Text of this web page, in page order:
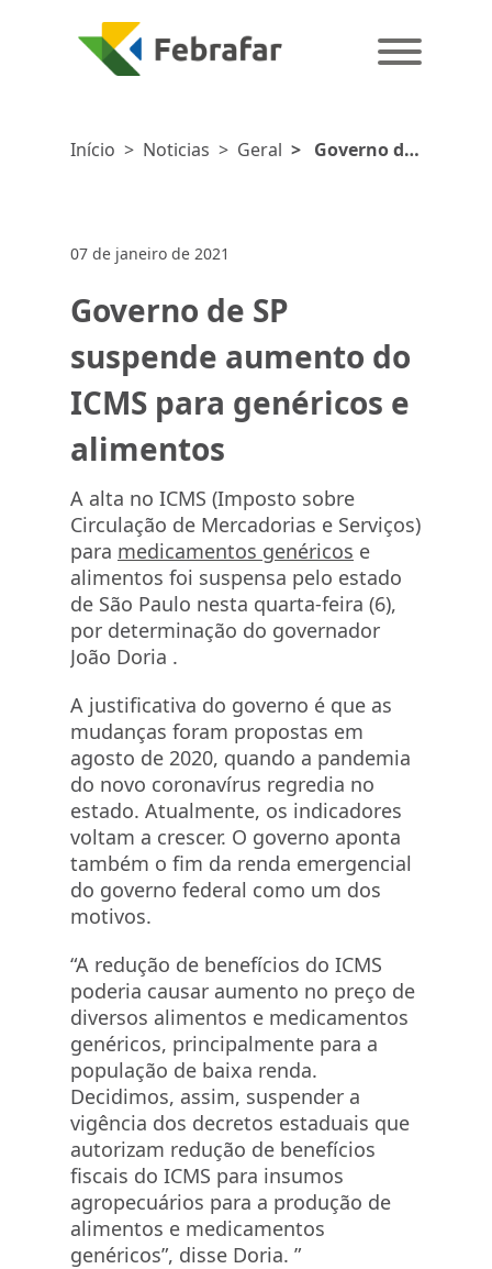
Início > Noticias > Geral > Governo de
07 de janeiro de 2021
Governo de SP
suspende aumento do
ICMS para genéricos e
alimentos
A alta no ICMS (Imposto sobre
Circulação de Mercadorias e Serviços)
para medicamentos genéricos e
alimentos foi suspensa pelo estado
de São Paulo nesta quarta-feira (6),
por determinação do governador
João Doria .
A justificativa do governo é que as
mudanças foram propostas em
agosto de 2020, quando a pandemia
do novo coronavírus regredia no
estado. Atualmente, os indicadores
voltam a crescer. O governo aponta
também o fim da renda emergencial
do governo federal como um dos
motivos.
“A redução de benefícios do ICMS
poderia causar aumento no preço de
diversos alimentos e medicamentos
genéricos, principalmente para a
população de baixa renda.
Decidimos, assim, suspender a
vigência dos decretos estaduais que
autorizam redução de benefícios
fiscais do ICMS para insumos
agropecuários para a produção de
alimentos e medicamentos
genéricos”, disse Doria. ”